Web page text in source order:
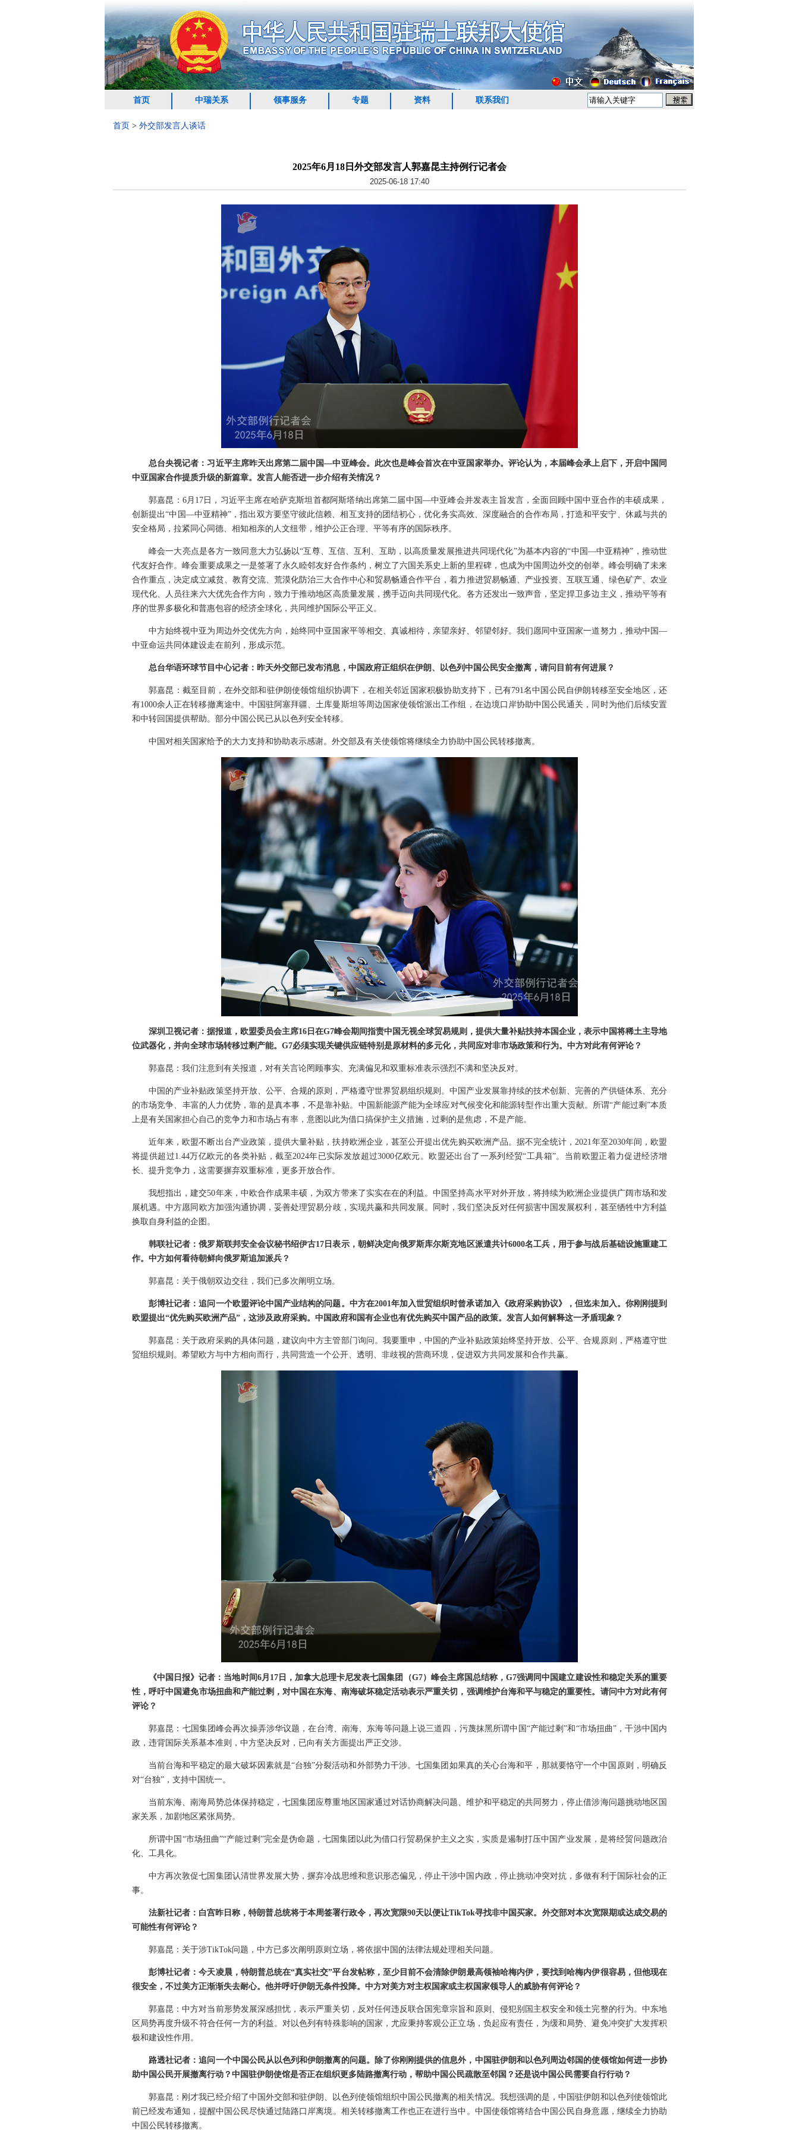
首页 中瑞关系 领事服务 专题 资料 联系我们
首页 > 外交部发言人谈话
2025年6月18日外交部发言人郭嘉昆主持例行记者会
2025-06-18 17:40
总台央视记者：习近平主席昨天出席第二届中国—中亚峰会。此次也是峰会首次在中亚国家举办。评论认为，本届峰会承上启下，开启中国同
中亚国家合作提质升级的新篇章。发言人能否进一步介绍有关情况？
郭嘉昆：6月17日，习近平主席在哈萨克斯坦首都阿斯塔纳出席第二届中国—中亚峰会并发表主旨发言，全面回顾中国中亚合作的丰硕成果，
创新提出“中国—中亚精神”，指出双方要坚守彼此信赖、相互支持的团结初心，优化务实高效、深度融合的合作布局，打造和平安宁、休戚与共的
安全格局，拉紧同心同德、相知相亲的人文纽带，维护公正合理、平等有序的国际秩序。
峰会一大亮点是各方一致同意大力弘扬以“互尊、互信、互利、互助，以高质量发展推进共同现代化”为基本内容的“中国—中亚精神”，推动世
代友好合作。峰会重要成果之一是签署了永久睦邻友好合作条约，树立了六国关系史上新的里程碑，也成为中国周边外交的创举。峰会明确了未来
合作重点，决定成立减贫、教育交流、荒漠化防治三大合作中心和贸易畅通合作平台，着力推进贸易畅通、产业投资、互联互通、绿色矿产、农业
现代化、人员往来六大优先合作方向，致力于推动地区高质量发展，携手迈向共同现代化。各方还发出一致声音，坚定捍卫多边主义，推动平等有
序的世界多极化和普惠包容的经济全球化，共同维护国际公平正义。
中方始终视中亚为周边外交优先方向，始终同中亚国家平等相交、真诚相待，亲望亲好、邻望邻好。我们愿同中亚国家一道努力，推动中国—
中亚命运共同体建设走在前列，形成示范。
总台华语环球节目中心记者：昨天外交部已发布消息，中国政府正组织在伊朗、以色列中国公民安全撤离，请问目前有何进展？
郭嘉昆：截至目前，在外交部和驻伊朗使领馆组织协调下，在相关邻近国家积极协助支持下，已有791名中国公民自伊朗转移至安全地区，还
有1000余人正在转移撤离途中。中国驻阿塞拜疆、土库曼斯坦等周边国家使领馆派出工作组，在边境口岸协助中国公民通关，同时为他们后续安置
和中转回国提供帮助。部分中国公民已从以色列安全转移。
中国对相关国家给予的大力支持和协助表示感谢。外交部及有关使领馆将继续全力协助中国公民转移撤离。
深圳卫视记者：据报道，欧盟委员会主席16日在G7峰会期间指责中国无视全球贸易规则，提供大量补贴扶持本国企业，表示中国将稀土主导地
位武器化，并向全球市场转移过剩产能。G7必须实现关键供应链特别是原材料的多元化，共同应对非市场政策和行为。中方对此有何评论？
郭嘉昆：我们注意到有关报道，对有关言论罔顾事实、充满偏见和双重标准表示强烈不满和坚决反对。
中国的产业补贴政策坚持开放、公平、合规的原则，严格遵守世界贸易组织规则。中国产业发展靠持续的技术创新、完善的产供链体系、充分
的市场竞争、丰富的人力优势，靠的是真本事，不是靠补贴。中国新能源产能为全球应对气候变化和能源转型作出重大贡献。所谓“产能过剩”本质
上是有关国家担心自己的竞争力和市场占有率，意图以此为借口搞保护主义措施，过剩的是焦虑，不是产能。
近年来，欧盟不断出台产业政策，提供大量补贴，扶持欧洲企业，甚至公开提出优先购买欧洲产品。据不完全统计，2021年至2030年间，欧盟
将提供超过1.44万亿欧元的各类补贴，截至2024年已实际发放超过3000亿欧元。欧盟还出台了一系列经贸“工具箱”。当前欧盟正着力促进经济增
长、提升竞争力，这需要摒弃双重标准，更多开放合作。
我想指出，建交50年来，中欧合作成果丰硕，为双方带来了实实在在的利益。中国坚持高水平对外开放，将持续为欧洲企业提供广阔市场和发
展机遇。中方愿同欧方加强沟通协调，妥善处理贸易分歧，实现共赢和共同发展。同时，我们坚决反对任何损害中国发展权利，甚至牺牲中方利益
换取自身利益的企图。
韩联社记者：俄罗斯联邦安全会议秘书绍伊古17日表示，朝鲜决定向俄罗斯库尔斯克地区派遣共计6000名工兵，用于参与战后基础设施重建工
作。中方如何看待朝鲜向俄罗斯追加派兵？
郭嘉昆：关于俄朝双边交往，我们已多次阐明立场。
彭博社记者：追问一个欧盟评论中国产业结构的问题。中方在2001年加入世贸组织时曾承诺加入《政府采购协议》，但迄未加入。你刚刚提到
欧盟提出“优先购买欧洲产品”，这涉及政府采购。中国政府和国有企业也有优先购买中国产品的政策。发言人如何解释这一矛盾现象？
郭嘉昆：关于政府采购的具体问题，建议向中方主管部门询问。我要重申，中国的产业补贴政策始终坚持开放、公平、合规原则，严格遵守世
贸组织规则。希望欧方与中方相向而行，共同营造一个公开、透明、非歧视的营商环境，促进双方共同发展和合作共赢。
《中国日报》记者：当地时间6月17日，加拿大总理卡尼发表七国集团（G7）峰会主席国总结称，G7强调同中国建立建设性和稳定关系的重要
性，呼吁中国避免市场扭曲和产能过剩，对中国在东海、南海破坏稳定活动表示严重关切，强调维护台海和平与稳定的重要性。请问中方对此有何
评论？
郭嘉昆：七国集团峰会再次操弄涉华议题，在台湾、南海、东海等问题上说三道四，污蔑抹黑所谓中国“产能过剩”和“市场扭曲”，干涉中国内
政，违背国际关系基本准则，中方坚决反对，已向有关方面提出严正交涉。
当前台海和平稳定的最大破坏因素就是“台独”分裂活动和外部势力干涉。七国集团如果真的关心台海和平，那就要恪守一个中国原则，明确反
对“台独”，支持中国统一。
当前东海、南海局势总体保持稳定，七国集团应尊重地区国家通过对话协商解决问题、维护和平稳定的共同努力，停止借涉海问题挑动地区国
家关系，加剧地区紧张局势。
所谓中国“市场扭曲”“产能过剩”完全是伪命题，七国集团以此为借口行贸易保护主义之实，实质是遏制打压中国产业发展，是将经贸问题政治
化、工具化。
中方再次敦促七国集团认清世界发展大势，摒弃冷战思维和意识形态偏见，停止干涉中国内政，停止挑动冲突对抗，多做有利于国际社会的正
事。
法新社记者：白宫昨日称，特朗普总统将于本周签署行政令，再次宽限90天以便让TikTok寻找非中国买家。外交部对本次宽限期或达成交易的
可能性有何评论？
郭嘉昆：关于涉TikTok问题，中方已多次阐明原则立场，将依据中国的法律法规处理相关问题。
彭博社记者：今天凌晨，特朗普总统在“真实社交”平台发帖称，至少目前不会清除伊朗最高领袖哈梅内伊，要找到哈梅内伊很容易，但他现在
很安全，不过美方正渐渐失去耐心。他并呼吁伊朗无条件投降。中方对美方对主权国家或主权国家领导人的威胁有何评论？
郭嘉昆：中方对当前形势发展深感担忧，表示严重关切，反对任何违反联合国宪章宗旨和原则、侵犯别国主权安全和领土完整的行为。中东地
区局势再度升级不符合任何一方的利益。对以色列有特殊影响的国家，尤应秉持客观公正立场，负起应有责任，为缓和局势、避免冲突扩大发挥积
极和建设性作用。
路透社记者：追问一个中国公民从以色列和伊朗撤离的问题。除了你刚刚提供的信息外，中国驻伊朗和以色列周边邻国的使领馆如何进一步协
助中国公民开展撤离行动？中国驻伊朗使馆是否正在组织更多陆路撤离行动，帮助中国公民疏散至邻国？还是说中国公民需要自行行动？
郭嘉昆：刚才我已经介绍了中国外交部和驻伊朗、以色列使领馆组织中国公民撤离的相关情况。我想强调的是，中国驻伊朗和以色列使领馆此
前已经发布通知，提醒中国公民尽快通过陆路口岸离境。相关转移撤离工作也正在进行当中。中国使领馆将结合中国公民自身意愿，继续全力协助
中国公民转移撤离。